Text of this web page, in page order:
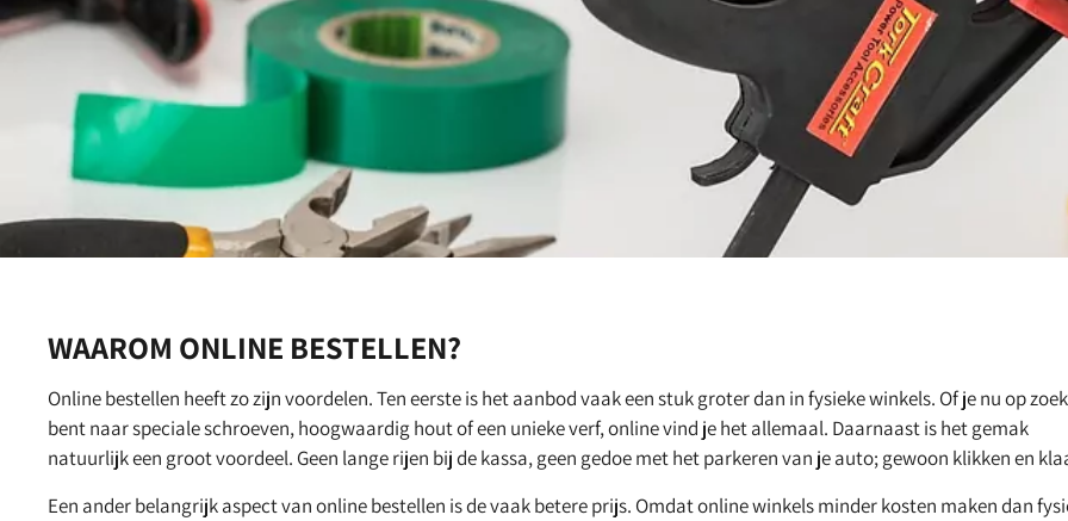
WAAROM ONLINE BESTELLEN?
Online bestellen heeft zo zijn voordelen. Ten eerste is het aanbod vaak een stuk groter dan in fysieke winkels. Of je nu op zoek
bent naar speciale schroeven, hoogwaardig hout of een unieke verf, online vind je het allemaal. Daarnaast is het gemak
natuurlijk een groot voordeel. Geen lange rijen bij de kassa, geen gedoe met het parkeren van je auto; gewoon klikken en
Een ander belangrijk aspect van online bestellen is de vaak betere prijs. Omdat online winkels minder kosten maken dan